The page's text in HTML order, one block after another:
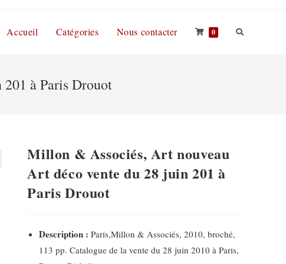
Accueil Catégories Nous contacter 0
à Paris Drouot
Millon & Associés, Art nouveau
Art déco vente du 28 juin 201 à
Paris Drouot
Description : Paris,Millon & Associés, 2010, broché,
113 pp. Catalogue de la vente du 28 juin 2010 à Paris,